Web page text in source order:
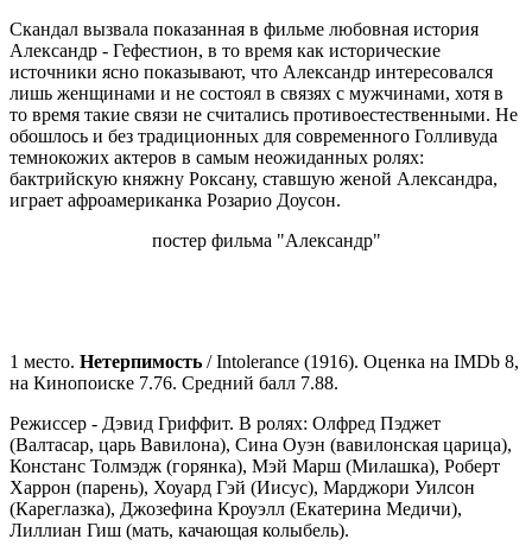
Скандал вызвала показанная в фильме любовная история
Александр - Гефестион, в то время как исторические
источники ясно показывают, что Александр интересовался
лишь женщинами и не состоял в связях с мужчинами, хотя в
то время такие связи не считались противоестественными. Не
обошлось и без традиционных для современного Голливуда
темнокожих актеров в самым неожиданных ролях:
бактрийскую княжну Роксану, ставшую женой Александра,
играет афроамериканка Розарио Доусон.
постер фильма "Александр"
1 место. Нетерпимость / Intolerance (1916). Оценка на IMDb 8,
на Кинопоиске 7.76. Средний балл 7.88.
Режиссер - Дэвид Гриффит. В ролях: Олфред Пэджет
(Валтасар, царь Вавилона), Сина Оуэн (вавилонская царица),
Констанс Толмэдж (горянка), Мэй Марш (Милашка), Роберт
Харрон (парень), Хоуард Гэй (Иисус), Марджори Уилсон
(Кареглазка), Джозефина Кроуэлл (Екатерина Медичи),
Лиллиан Гиш (мать, качающая колыбель).